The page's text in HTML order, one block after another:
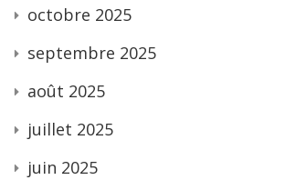
octobre 2025
septembre 2025
août 2025
juillet 2025
juin 2025